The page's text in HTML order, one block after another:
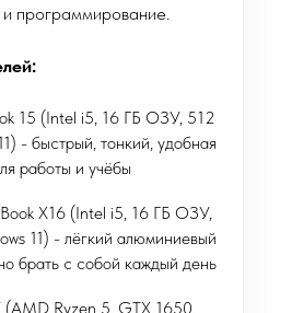
программирование.
15 (Intel i5, 16 ГБ ОЗУ, 512
- быстрый, тонкий, удобная
работы и учёбы
X16 (Intel i5, 16 ГБ ОЗУ,
11) - лёгкий алюминиевый
брать с собой каждый день
(AMD Ryzen 5, GTX 1650,